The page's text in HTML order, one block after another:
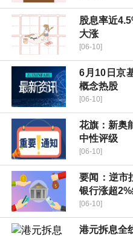
股息率近
大涨
[06-10]
6月10日京
概念热股
[06-10]
花旗：新奥
中性评级
[06-10]
要闻：逆市
银行涨超
[06-10]
港元拆息全